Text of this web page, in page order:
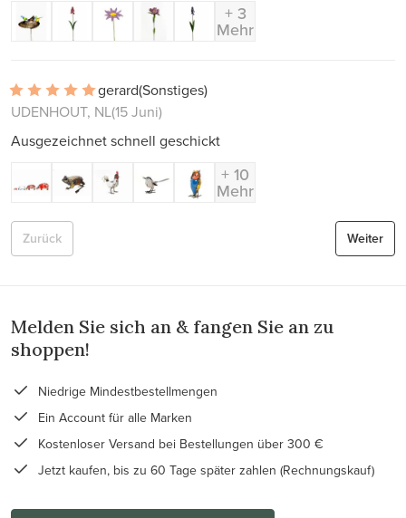
+ 3
Mehr
gerard(Sonstiges)
UDENHOUT, NL(15 Juni)
Ausgezeichnet schnell geschickt
+ 10
Mehr
Weiter
Zurück
Melden Sie sich an & fangen Sie an zu
shoppen!
Niedrige Mindestbestellmengen
Ein Account für alle Marken
Kostenloser Versand bei Bestellungen über 300 €
Jetzt kaufen, bis zu 60 Tage später zahlen (Rechnungskauf)